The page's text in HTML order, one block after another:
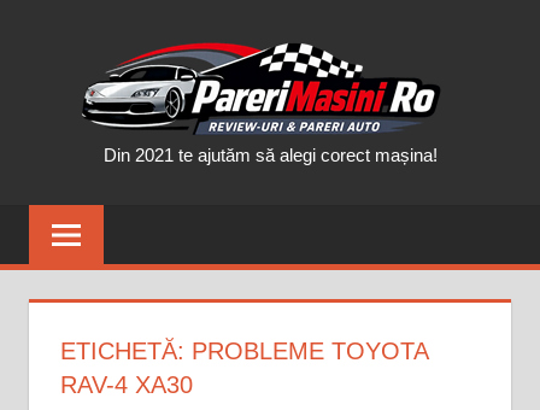
Din 2021 te ajutăm să alegi corect mașina!
ETICHETĂ: PROBLEME TOYOTA
RAV-4 XA30